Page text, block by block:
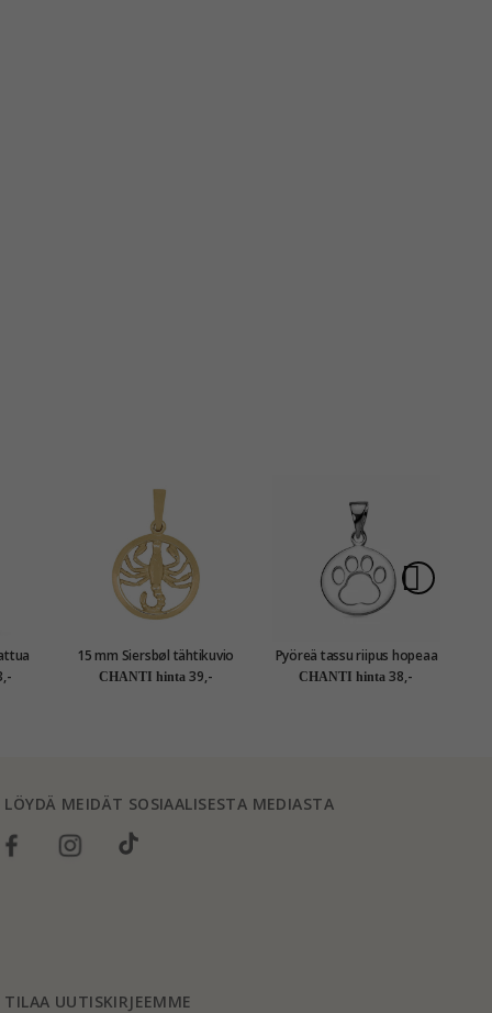
15 mm Siersbøl tähtikuvio
skorpioni riipus kullattua
CHANTI hinta 39,-
Pyöreä tassu riipus hopeaa
- Little Ones
CHANTI hinta 38,-
LÖYDÄ MEIDÄT SOSIAALISESTA MEDIASTA
TILAA UUTISKIRJEEMME